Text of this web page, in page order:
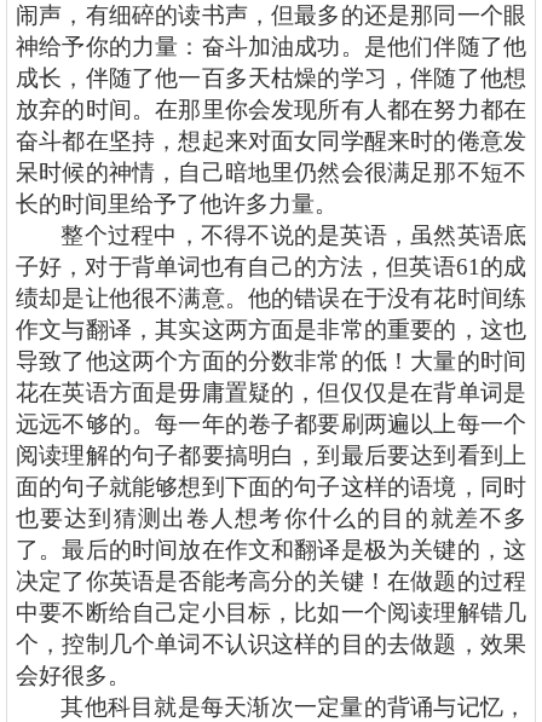
闹声，有细碎的读书声，但最多的还是那同一个眼
神给予你的力量：奋斗加油成功。是他们伴随了他
成长，伴随了他一百多天枯燥的学习，伴随了他想
放弃的时间。在那里你会发现所有人都在努力都在
奋斗都在坚持，想起来对面女同学醒来时的倦意发
呆时候的神情，自己暗地里仍然会很满足那不短不
长的时间里给予了他许多力量。
整个过程中，不得不说的是英语，虽然英语底
子好，对于背单词也有自己的方法，但英语61的成
绩却是让他很不满意。他的错误在于没有花时间练
作文与翻译，其实这两方面是非常的重要的，这也
导致了他这两个方面的分数非常的低！大量的时间
花在英语方面是毋庸置疑的，但仅仅是在背单词是
远远不够的。每一年的卷子都要刷两遍以上每一个
阅读理解的句子都要搞明白，到最后要达到看到上
面的句子就能够想到下面的句子这样的语境，同时
也要达到猜测出卷人想考你什么的目的就差不多
了。最后的时间放在作文和翻译是极为关键的，这
决定了你英语是否能考高分的关键！在做题的过程
中要不断给自己定小目标，比如一个阅读理解错几
个，控制几个单词不认识这样的目的去做题，效果
会好很多。
其他科目就是每天渐次一定量的背诵与记忆，